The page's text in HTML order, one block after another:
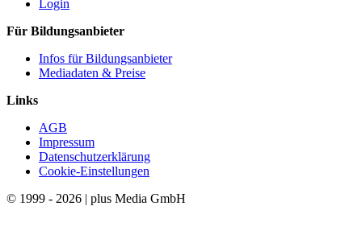
Login
Für Bildungsanbieter
Infos für Bildungsanbieter
Mediadaten & Preise
Links
AGB
Impressum
Datenschutzerklärung
Cookie-Einstellungen
© 1999 - 2026 | plus Media GmbH